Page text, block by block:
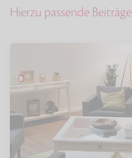
Hierzu passende Beiträge